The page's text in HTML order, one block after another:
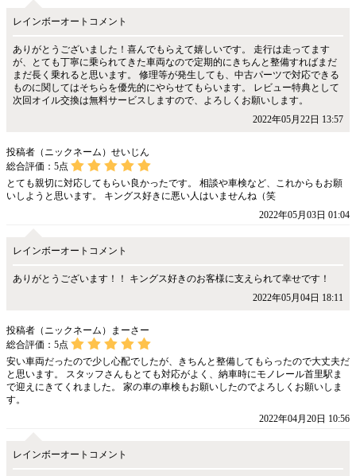
レインボーオートコメント
ありがとうございました！喜んでもらえて嬉しいです。 走行は走ってます
が、とても丁寧に乗られてきた車両なので定期的にきちんと整備すればまだ
まだ長く乗れると思います。 修理等が発生しても、中古パーツで対応できる
ものに関してはそちらを優先的にやらせてもらいます。 レビュー特典として
次回オイル交換は無料サービスしますので、よろしくお願いします。
2022年05月22日 13:57
投稿者（ニックネーム）せいじん
総合評価： 5点
とても親切に対応してもらい良かったです。 相談や車検など、これからもお願
いしようと思います。 キングス好きに悪い人はいませんね（笑
2022年05月03日 01:04
レインボーオートコメント
ありがとうございます！！ キングス好きのお客様に支えられて幸せです！
2022年05月04日 18:11
投稿者（ニックネーム）まーさー
総合評価： 5点
安い車両だったので少し心配でしたが、きちんと整備してもらったので大丈夫だ
と思います。 スタッフさんもとても対応がよく、納車時にモノレール首里駅ま
で迎えにきてくれました。 家の車の車検もお願いしたのでよろしくお願いしま
す。
2022年04月20日 10:56
レインボーオートコメント